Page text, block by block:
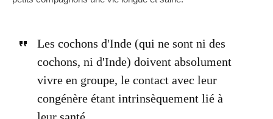
Les cochons d'Inde (qui ne sont ni des
cochons, ni d'Inde) doivent absolument
vivre en groupe, le contact avec leur
congénère étant intrinsèquement lié à